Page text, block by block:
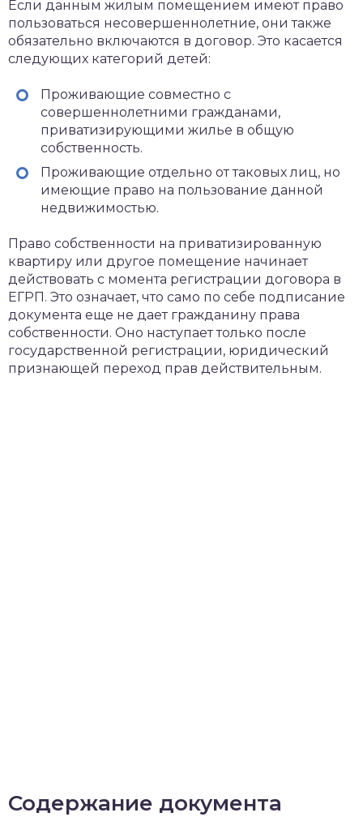
Если данным жилым помещением имеют право
пользоваться несовершеннолетние, они также
обязательно включаются в договор. Это касается
следующих категорий детей:
Проживающие совместно с
совершеннолетними гражданами,
приватизирующими жилье в общую
собственность.
Проживающие отдельно от таковых лиц, но
имеющие право на пользование данной
недвижимостью.
Право собственности на приватизированную
квартиру или другое помещение начинает
действовать с момента регистрации договора в
ЕГРП. Это означает, что само по себе подписание
документа еще не дает гражданину права
собственности. Оно наступает только после
государственной регистрации, юридический
признающей переход прав действительным.
Содержание документа